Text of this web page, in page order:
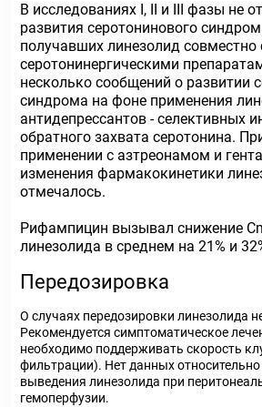
В исследованиях I, II и III фазы не
развития серотонинового
получавших линезолид совместно
серотонинергическими
несколько сообщений о развитии
синдрома на фоне применения
антидепрессантов - селективных
обратного захвата серотонина.
применении с азтреонамом и
изменения фармакокинетики
отмечалось.
Рифампицин вызывал снижение
линезолида в среднем на 21% и
Передозировка
О случаях передозировки линезолида
Рекомендуется симптоматическое
необходимо поддерживать скорость
фильтрации). Нет данных относительно
выведения линезолида при
гемоперфузии.